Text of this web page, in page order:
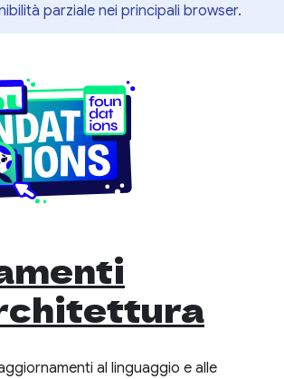
parziale nei principali browser.
al linguaggio e alle